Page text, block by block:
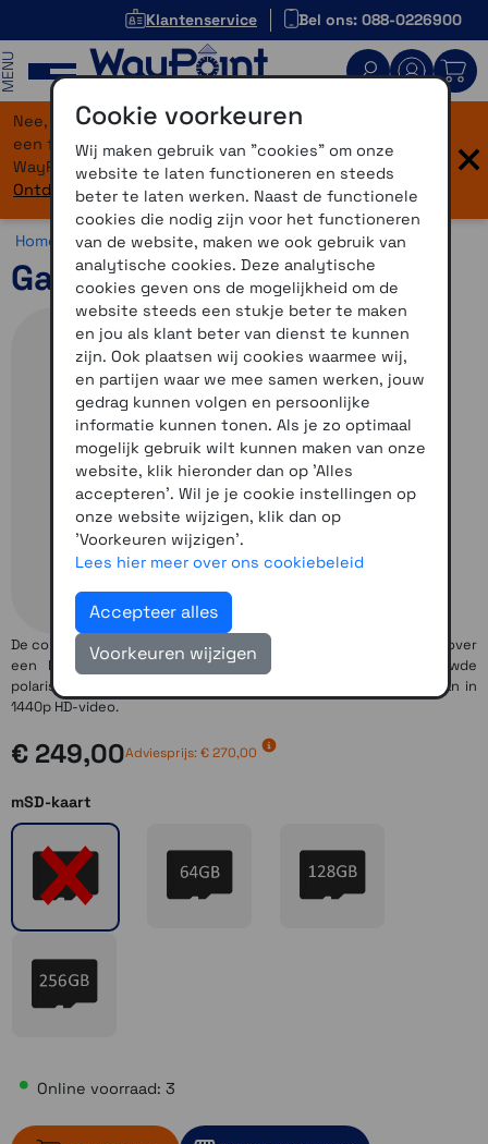
Klantenservice Bel ons: 088-0226900
Nee, je bent niet verdwaald! Onze website heeft
een flinke upgrade gekregen. Dezelfde vertrouwde
WayPoint-service, maar dan in een modern jasje.
Ontdek hier wat er allemaal nieuw is.
×
Home >Navigatie >Autonavigatie >Dashcam
Garmin Dash Cam X210
De compacte, spraakgestuurde Garmin Dash Cam X210
beschikt over
een breed gezichtsveld van 140 graden en een ingebouwde
polarisator om belangrijke details vast te leggen en op te slaan in
1440p HD-video.
€ 249,00Adviesprijs: € 270,00
mSD-kaart
Online voorraad: 3
Cookie voorkeuren
Wij maken gebruik van "cookies" om onze
website te laten functioneren en steeds
beter te laten werken. Naast de functionele
cookies die nodig zijn voor het functioneren
van de website, maken we ook gebruik van
analytische cookies. Deze analytische
cookies geven ons de mogelijkheid om de
website steeds een stukje beter te maken
en jou als klant beter van dienst te kunnen
zijn. Ook plaatsen wij cookies waarmee wij,
en partijen waar we mee samen werken, jouw
gedrag kunnen volgen en persoonlijke
informatie kunnen tonen. Als je zo optimaal
mogelijk gebruik wilt kunnen maken van onze
website, klik hieronder dan op 'Alles
accepteren'. Wil je je cookie instellingen op
onze website wijzigen, klik dan op
'Voorkeuren wijzigen'.
Lees hier meer over ons cookiebeleid
Accepteer alles
Voorkeuren wijzigen